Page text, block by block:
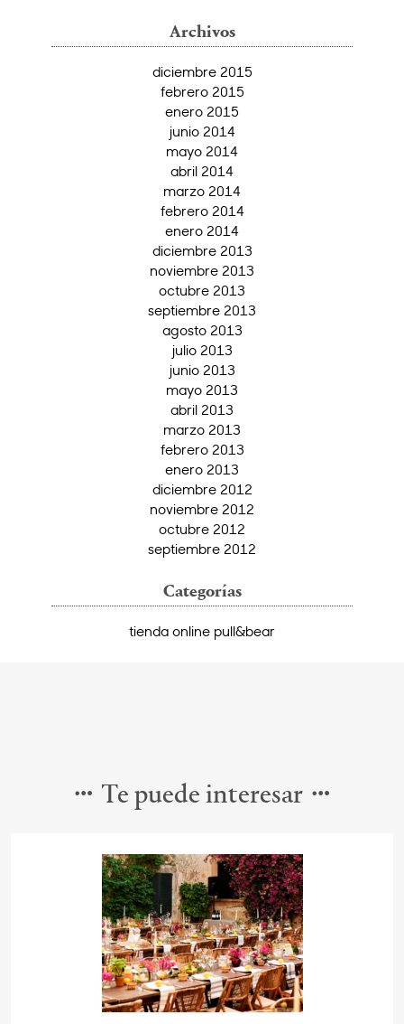
Archivos
diciembre 2015
febrero 2015
enero 2015
junio 2014
mayo 2014
abril 2014
marzo 2014
febrero 2014
enero 2014
diciembre 2013
noviembre 2013
octubre 2013
septiembre 2013
agosto 2013
julio 2013
junio 2013
mayo 2013
abril 2013
marzo 2013
febrero 2013
enero 2013
diciembre 2012
noviembre 2012
octubre 2012
septiembre 2012
Categorías
tienda online pull&bear
Te puede interesar